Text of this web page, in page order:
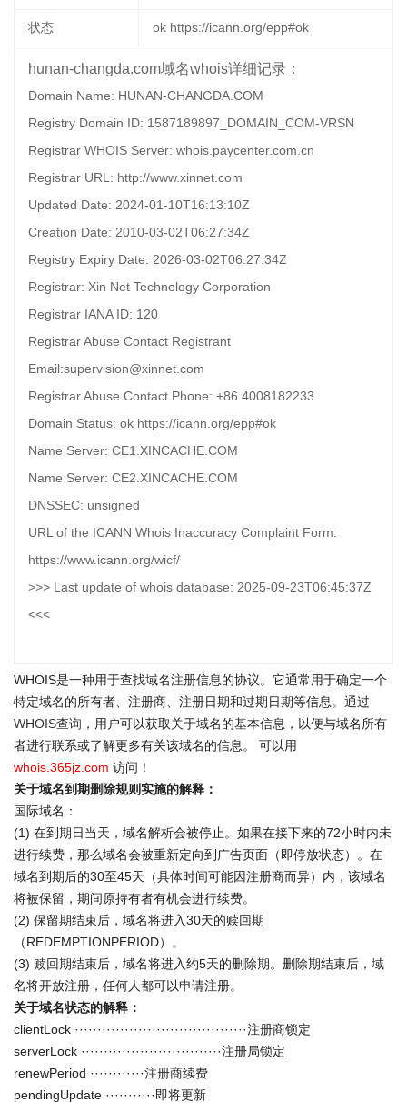
状态 ok https://icann.org/epp#ok
hunan-changda.com域名whois详细记录：
Domain Name: HUNAN-CHANGDA.COM
Registry Domain ID: 1587189897_DOMAIN_COM-VRSN
Registrar WHOIS Server: whois.paycenter.com.cn
Registrar URL: http://www.xinnet.com
Updated Date: 2024-01-10T16:13:10Z
Creation Date: 2010-03-02T06:27:34Z
Registry Expiry Date: 2026-03-02T06:27:34Z
Registrar: Xin Net Technology Corporation
Registrar IANA ID: 120
Registrar Abuse Contact Registrant
Email:supervision@xinnet.com
Registrar Abuse Contact Phone: +86.4008182233
Domain Status: ok https://icann.org/epp#ok
Name Server: CE1.XINCACHE.COM
Name Server: CE2.XINCACHE.COM
DNSSEC: unsigned
URL of the ICANN Whois Inaccuracy Complaint Form:
https://www.icann.org/wicf/
>>> Last update of whois database: 2025-09-23T06:45:37Z
<<<
WHOIS是一种用于查找域名注册信息的协议。它通常用于确定一个
特定域名的所有者、注册商、注册日期和过期日期等信息。通过
WHOIS查询 ，用户可以获取关于域名的基本信息，以便与域名所有
者进行联系或了解更多有关该域名的信息。 可以用
whois.365jz.com 访问！
关于域名到期删除规则实施的解释：
国际域名：
(1) 在到期日当天，域名解析会被停止。如果在接下来的72小时内未
进行续费，那么域名会被重新定向到广告页面（即停放状态）。在
域名到期后的30至45天（具体时间可能因注册商而异）内，该域名
将被保留，期间原持有者有机会进行续费。
(2) 保留期结束后，域名将进入30天的赎回期
（REDEMPTIONPERIOD）。
(3) 赎回期结束后，域名将进入约5天的删除期。删除期结束后，域
名将开放注册，任何人都可以申请注册。
关于域名状态的解释：
clientLock ······································注册商锁定
serverLock ·······························注册局锁定
renewPeriod ············注册商续费
pendingUpdate ···········即将更新